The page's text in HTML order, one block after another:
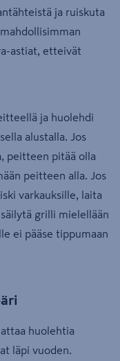
ja ruiskuta
astiat, etteivät
ja huolehdi
alustalla. Jos
peitteen pitää olla
peitteen alla. Jos
varkauksille, laita
grilli mielellään
ei pääse tippumaan
huolehtia
läpi vuoden.